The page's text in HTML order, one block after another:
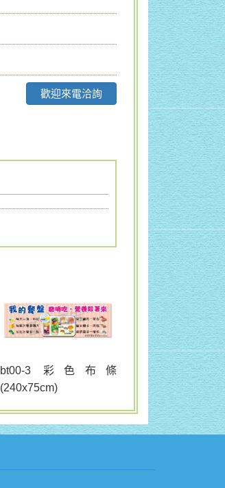
歡迎來電洽詢
bt00-3 彩色布條
(240x75cm)